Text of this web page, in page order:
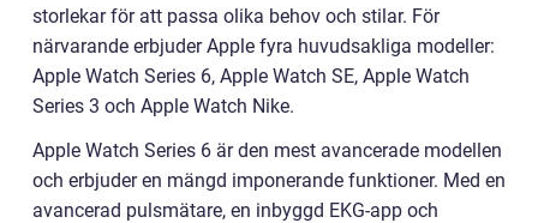
storlekar för att passa olika behov och stilar. För
närvarande erbjuder Apple fyra huvudsakliga modeller:
Apple Watch Series 6, Apple Watch SE, Apple Watch
Series 3 och Apple Watch Nike.
Apple Watch Series 6 är den mest avancerade modellen
och erbjuder en mängd imponerande funktioner. Med en
avancerad pulsmätare, en inbyggd EKG-app och